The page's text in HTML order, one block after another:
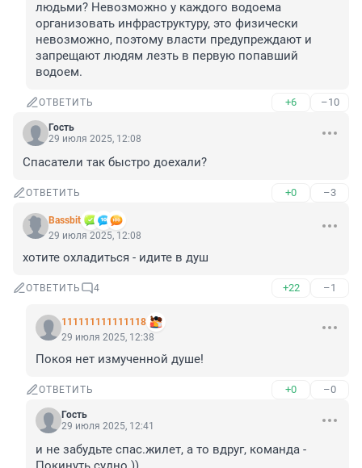
людьми? Невозможно у каждого водоема
организовать инфраструктуру, это физически
невозможно, поэтому власти предупреждают и
запрещают людям лезть в первую попавший
водоем.
ОТВЕТИТЬ +6 –10
Гость
29 июля 2025, 12:08
Спасатели так быстро доехали?
ОТВЕТИТЬ +0 –3
Bassbit
29 июля 2025, 12:08
хотите охладиться - идите в душ
ОТВЕТИТЬ 4 +22 –1
111111111111118
29 июля 2025, 12:38
Покоя нет измученной душе!
ОТВЕТИТЬ +0 –0
Гость
29 июля 2025, 12:41
и не забудьте спас.жилет, а то вдруг, команда -